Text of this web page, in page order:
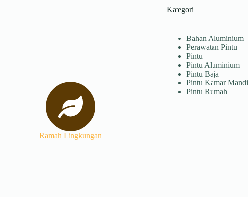
Ramah Lingkungan
Kategori
Bahan Aluminium
Perawatan Pintu
Pintu
Pintu Aluminium
Pintu Baja
Pintu Kamar Mandi
Pintu Rumah